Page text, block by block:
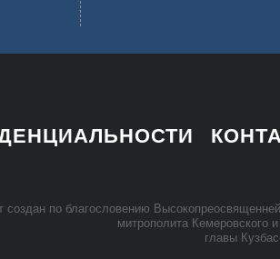
со­здан по бла­го­сло­ве­нию
мит­ро­по­ли­та Ке­ме­ров­ско­го
гла­вы